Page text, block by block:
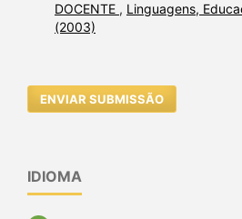
DOCENTE , Linguagens,
(2003)
ENVIAR SUBMISSÃO
IDIOMA